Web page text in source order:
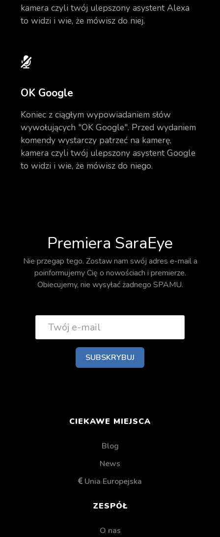
kamera czyli twój ulepszony asystent Alexa
to widzi i wie, że mówisz do niej.
OK Google
Koniec z ciągłym wypowiadaniem słów
wywołujących "OK Google". Przed wydaniem
komendy wystarczy patrzeć na kamerę,
kamera czyli twój ulepszony asystent Google
to widzi i wie, że mówisz do niego.
Premiera SaraEye
Nie przegap tego. Zostaw nam swój adres e-mail a
poinformujemy Cię o nowościach i premierze.
Obiecujemy, nie wysyłać żadnego SPAMU.
CIEKAWE MIEJSCA
Blog
News
Unia Europejska
ZESPÓŁ
O nas